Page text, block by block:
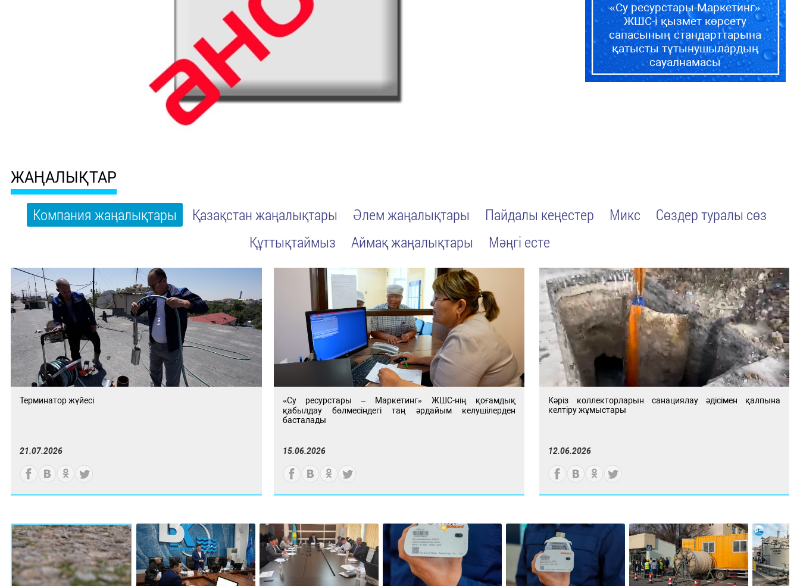
«Су ресурстары-Маркетинг»
ЖШС-і қызмет көрсету
сапасының стандарттарына
қатысты тұтынушылардың
сауалнамасы
ЖАҢАЛЫҚТАР
Компания жаңалықтары Қазақстан жаңалықтары Әлем жаңалықтары Пайдалы кеңестер Микс
Сөздер туралы сөз
Құттықтаймыз
Аймақ жаңалықтары Мәңгі есте
Терминатор жүйесі
21.07.2026
«Су ресурстары – Маркетинг» ЖШС-нің қоғамдық
қабылдау бөлмесіндегі таң әрдайым келушілерден
басталады
15.06.2026
Кәріз коллекторларын санациялау әдісімен қалпына
келтіру жұмыстары
12.06.2026